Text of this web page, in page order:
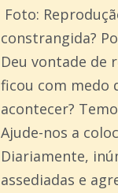
Foto:
constrangida?
Deu vontade de
ficou com medo
acontecer?
Ajude-nos a
Diariamente,
assediadas e